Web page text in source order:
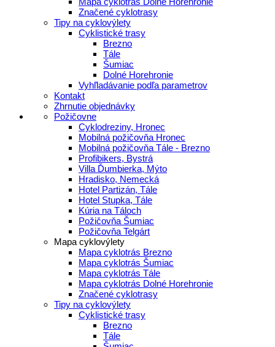
Značené cyklotrasy
Tipy na cyklovýlety
Cyklistické trasy
Brezno
Tále
Šumiac
Dolné Horehronie
Vyhľladávanie podľa parametrov
Kontakt
Zhrnutie objednávky
Požičovne
Cyklodreziny, Hronec
Mobilná požičovňa Hronec
Mobilná požičovňa Tále - Brezno
Profibikers, Bystrá
Villa Ďumbierka, Mýto
Hradisko, Nemecká
Hotel Partizán, Tále
Hotel Stupka, Tále
Kúria na Táloch
Požičovňa Šumiac
Požičovňa Telgárt
Mapa cyklovýlety
Mapa cyklotrás Brezno
Mapa cyklotrás Šumiac
Mapa cyklotrás Tále
Mapa cyklotrás Dolné Horehronie
Značené cyklotrasy
Tipy na cyklovýlety
Cyklistické trasy
Brezno
Tále